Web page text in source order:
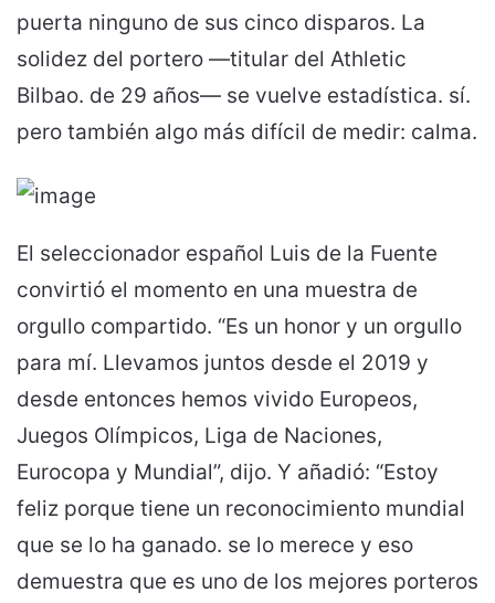
puerta ninguno de sus cinco disparos. La
solidez del portero —titular del Athletic
Bilbao. de 29 años— se vuelve estadística. sí.
pero también algo más difícil de medir: calma.
El seleccionador español Luis de la Fuente
convirtió el momento en una muestra de
orgullo compartido. “Es un honor y un orgullo
para mí. Llevamos juntos desde el 2019 y
desde entonces hemos vivido Europeos,
Juegos Olímpicos, Liga de Naciones,
Eurocopa y Mundial”, dijo. Y añadió: “Estoy
feliz porque tiene un reconocimiento mundial
que se lo ha ganado. se lo merece y eso
demuestra que es uno de los mejores porteros